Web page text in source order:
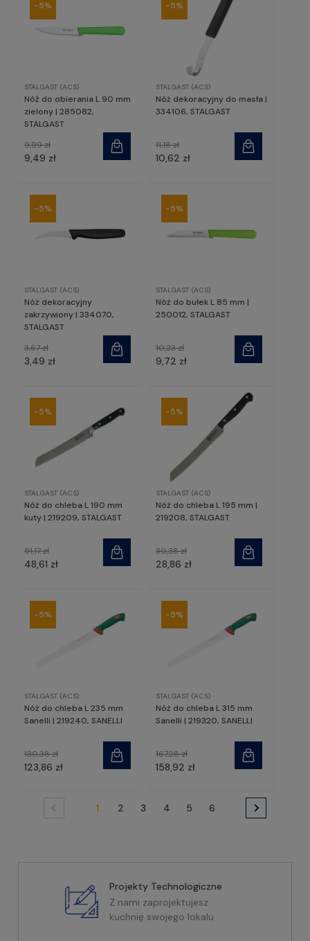
STALGAST (ACS)
Nóź do obierania L 90 mm
zielony | 285082,
STALGAST
9,49 zł
9,99 zł
-5%
STALGAST (ACS)
Nóż dekoracyjny do masła |
334106, STALGAST
10,62 zł
11,18 zł
-5%
STALGAST (ACS)
Nóż dekoracyjny
zakrzywiony | 334070,
STALGAST
3,49 zł
3,67 zł
-5%
STALGAST (ACS)
Nóż do bułek L 85 mm |
250012, STALGAST
9,72 zł
10,23 zł
-5%
STALGAST (ACS)
Nóż do chleba L 190 mm
kuty | 219209, STALGAST
48,61 zł
51,17 zł
-5%
STALGAST (ACS)
Nóż do chleba L 195 mm |
219208, STALGAST
28,86 zł
30,38 zł
-5%
STALGAST (ACS)
Nóż do chleba L 235 mm
Sanelli | 219240, SANELLI
123,86 zł
130,38 zł
-5%
STALGAST (ACS)
Nóż do chleba L 315 mm
Sanelli | 219320, SANELLI
158,92 zł
167,28 zł
-5%
1 2 3 4 5 6
Projekty Technologiczne
Z nami zaprojektujesz
kuchnię swojego lokalu